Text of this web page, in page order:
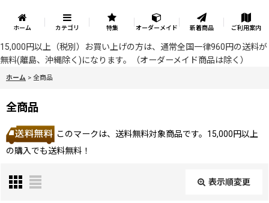
ホーム カテゴリ 特集 オーダーメイド 新着商品 ご利用案内
15,000円以上（税別）お買い上げの方は、通常全国一律960円の送料が
無料(離島、沖縄除く)になります。（オーダーメイド商品は除く）
ホーム > 全商品
全商品
このマークは、送料無料対象商品です。15,000円以上
の購入でも送料無料！
表示順変更